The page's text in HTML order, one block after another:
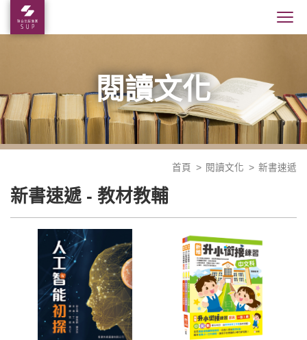
閱讀文化
首頁 閱讀文化 新書速遞
新書速遞 - 教材教輔